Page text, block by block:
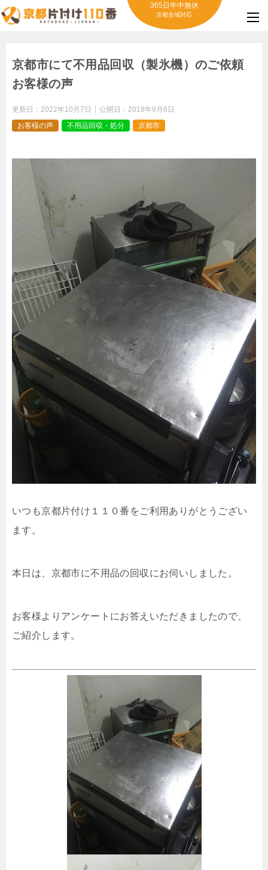
365日年中無休
京都全域対応
京都市にて不用品回収（製氷機）のご依頼
お客様の声
更新日： 2022年10月7日 公開日： 2018年9月6日
お客様の声
不用品回収・処分 京都市
いつも京都片付け１１０番をご利用ありがとうござい
ます。
本日は、京都市に不用品の回収にお伺いしました。
お客様よりアンケートにお答えいただきましたので、
ご紹介します。